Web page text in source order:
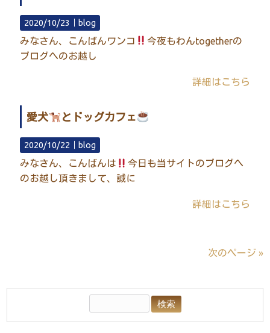
2020/10/23｜ blog
みなさん、こんばんワンコ
今夜もわんtogetherの
ブログへのお越し
詳細はこちら
愛犬 とドッグカフェ
2020/10/22｜ blog
みなさん、こんばんは
今日も当サイトのブログへ
のお越し頂きまして、誠に
詳細はこちら
次のページ »